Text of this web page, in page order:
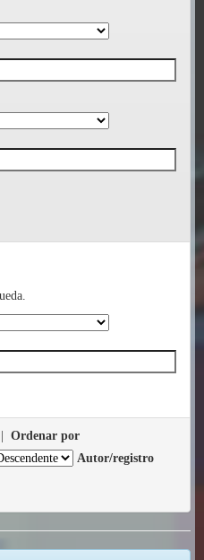
Ordenar por
Autor/registro